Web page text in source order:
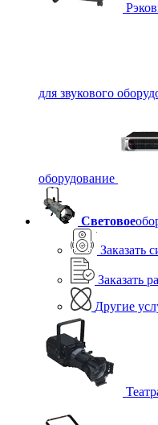
для звукового
оборудование
Световое
Заказать
Заказать
Другие